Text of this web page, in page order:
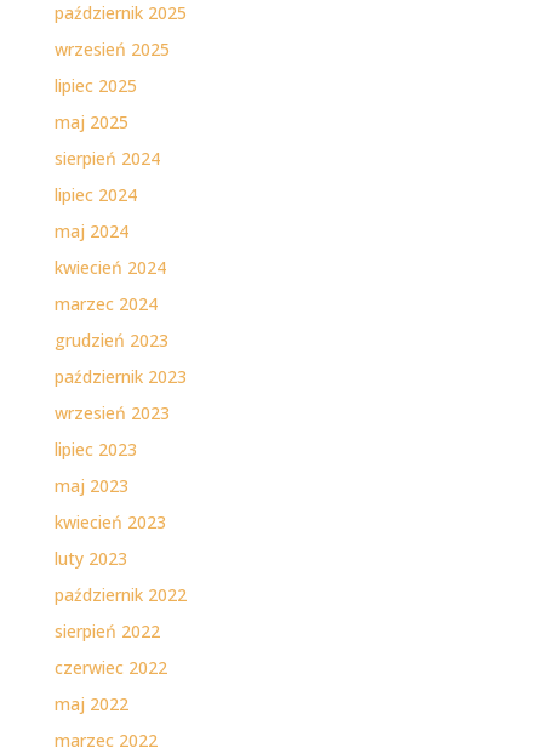
październik 2025
wrzesień 2025
lipiec 2025
maj 2025
sierpień 2024
lipiec 2024
maj 2024
kwiecień 2024
marzec 2024
grudzień 2023
październik 2023
wrzesień 2023
lipiec 2023
maj 2023
kwiecień 2023
luty 2023
październik 2022
sierpień 2022
czerwiec 2022
maj 2022
marzec 2022